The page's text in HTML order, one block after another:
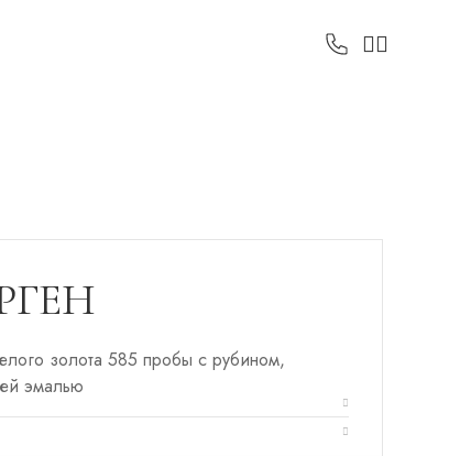
золота 585 пробы с рубином,
эмалью